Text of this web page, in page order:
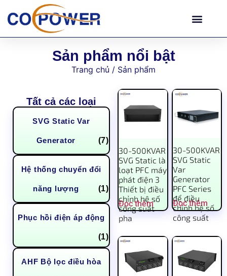
Sản phẩm nổi bật
Trang chủ / Sản phẩm
Tất cả các loại
SVG Static Var
Generator (7)
Hệ thống chuyển đổi
năng lượng (1)
Phục hồi điện áp động
(1)
AHF Bộ lọc điều hòa
30-500KVAR
SVG Static là
loạt PFC máy
phát điện 3
Thiết bị điều
chỉnh hệ số
công suất
pha
Đọc thêm
30-500KVAR
SVG Static
Var
Generator
PFC Series
để điều
chỉnh hệ số
công suất
Đọc thêm